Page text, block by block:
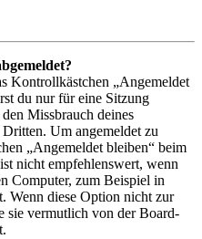
Kontrollkästchen „Angemeldet
du nur für eine Sitzung
Missbrauch deines
Um angemeldet zu
„Angemeldet bleiben“ beim
nicht empfehlenswert, wenn
Computer, zum Beispiel in
Wenn diese Option nicht zur
sie vermutlich von der Board-